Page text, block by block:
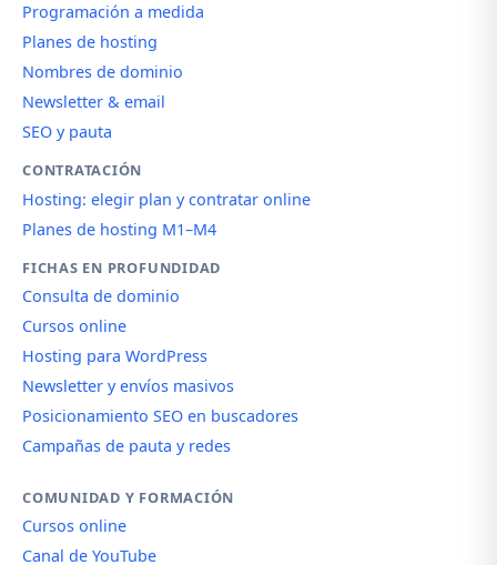
Programación a medida
Planes de hosting
Nombres de dominio
Newsletter & email
SEO y pauta
CONTRATACIÓN
Hosting: elegir plan y contratar online
Planes de hosting M1–M4
FICHAS EN PROFUNDIDAD
Consulta de dominio
Cursos online
Hosting para WordPress
Newsletter y envíos masivos
Posicionamiento SEO en buscadores
Campañas de pauta y redes
COMUNIDAD Y FORMACIÓN
Cursos online
Canal de YouTube